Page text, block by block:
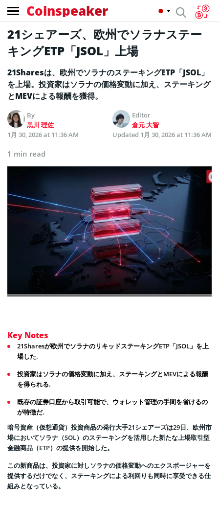
Coinspeaker
21シェアーズ、欧州でソラナステー
キングETP「JSOL」上場
21Sharesは、欧州でソラナのステーキングETP「JSOL」
を上場。投資家はソラナの価格変動に加え、ステーキング
とMEVによる報酬を獲得。
By
黒川 理佐
Editor
倉元 大智
1月 30, 2026 at 11:36 AM
Updated 1月 30, 2026 at 11:36 AM
1 min read
Key Notes
21Sharesが欧州でソラナのリキッドステーキングETP「JSOL」を上
場した.
投資家はソラナの価格変動に加え、ステーキングとMEVによる報酬
を得られる.
既存の証券口座から取引可能で、ウォレット管理の手間を省けるの
が特徴だ.
暗号資産（仮想通貨）投資商品の発行大手21シェアーズは29日、欧州市
場においてソラナ（SOL）のステーキングを活用した新たな上場取引型
金融商品（ETP）の提供を開始した。
この新商品は、投資家に対しソラナの価格変動へのエクスポージャーを
提供するだけでなく、ステーキングによる利回りも同時に享受できる仕
組みとなっている。